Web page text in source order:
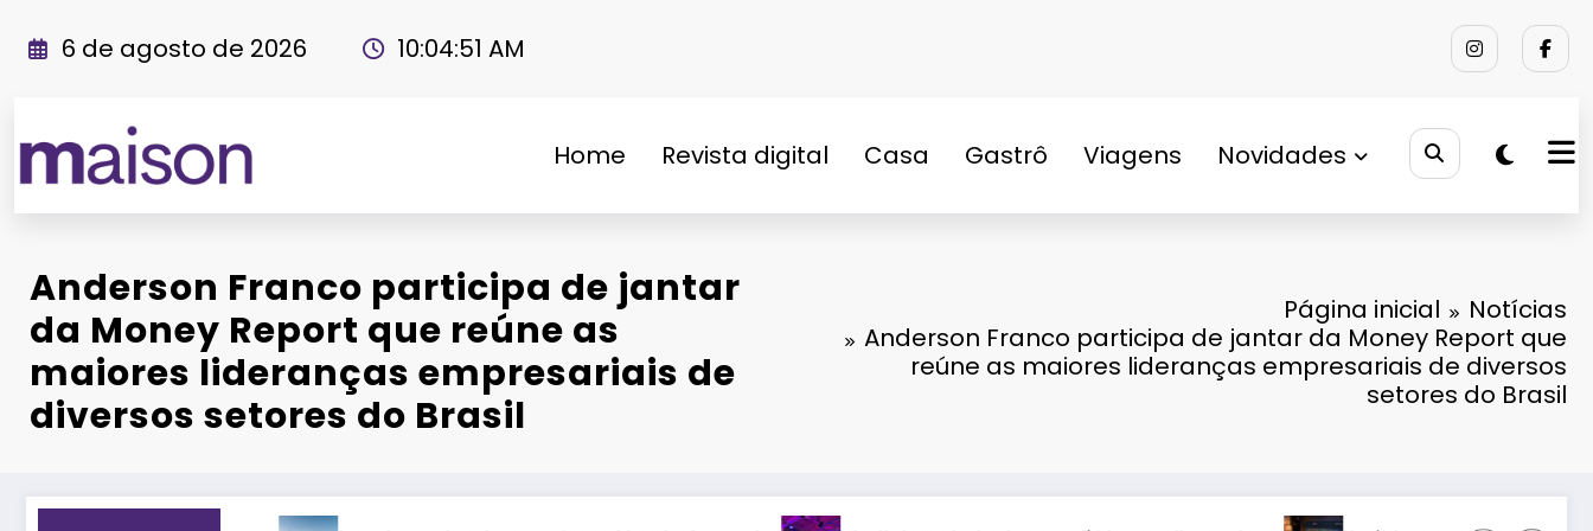
para
6 de agosto de 2026 10:04:52 AM
Home Revista digital Casa Gastrô Viagens Novidades
Anderson Franco participa de jantar
da Money Report que reúne as
maiores lideranças empresariais de
diversos setores do Brasil
Página inicial
Notícias
Anderson Franco participa de jantar da Money Report que
reúne as maiores lideranças empresariais de diversos
setores do Brasil